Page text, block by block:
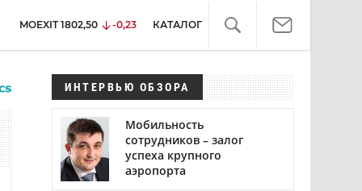
MOEXIT 1802,50 -0,23 КАТАЛОГ
ИНТЕРВЬЮ ОБЗОРА
Мобильность
сотрудников – залог
успеха крупного
аэропорта